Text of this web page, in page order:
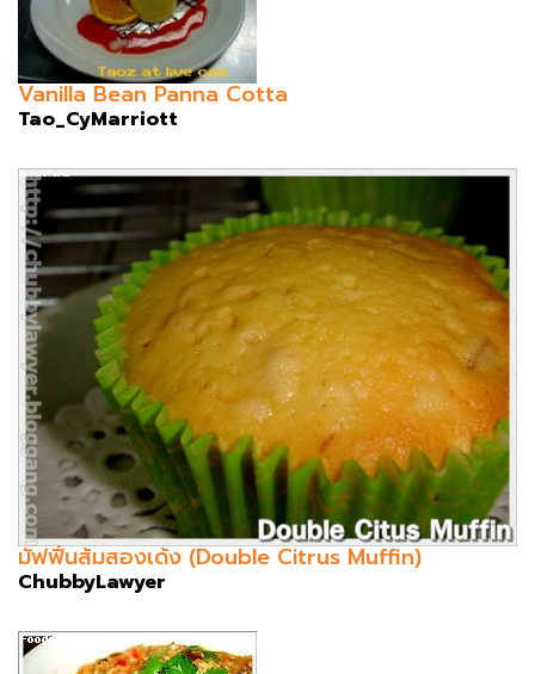
Vanilla Bean Panna Cotta
Tao_CyMarriott
มัฟฟิ่นส้มสองเด้ง (Double Citrus Muffin)
ChubbyLawyer